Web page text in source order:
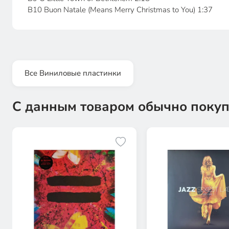
B10 Buon Natale (Means Merry Christmas to You) 1:37
Все Виниловые пластинки
С данным товаром обычно